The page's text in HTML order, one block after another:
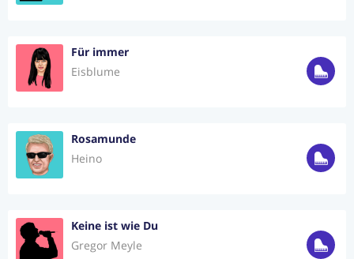
Für immer
Eisblume
Rosamunde
Heino
Keine ist wie Du
Gregor Meyle